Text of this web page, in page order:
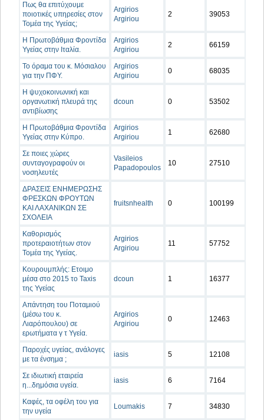
Πως θα επιτύχουμε
ποιοτικές υπηρεσίες στον
Τομέα της Υγείας;
Argirios
Argiriou
2 39053
Η Πρωτοβάθμια Φροντίδα
Υγείας στην Ιταλία.
Argirios
Argiriou
2 66159
Το όραμα του κ. Μόσιαλου
για την ΠΦΥ.
Argirios
Argiriou
0 68035
Η ψυχοκοινωνική και
οργανωτική πλευρά της
αντιβίωσης
dcoun 0 53502
Η Πρωτοβάθμια Φροντίδα
Υγείας στην Κύπρο.
Argirios
Argiriou
1 62680
Σε ποιες χώρες
συνταγογραφούν οι
νοσηλευτές
Vasileios
Papadopoulos
10 27510
ΔΡΑΣΕΙΣ ΕΝΗΜΕΡΩΣΗΣ
ΦΡΕΣΚΩΝ ΦΡΟΥΤΩΝ
ΚΑΙ ΛΑΧΑΝΙΚΩΝ ΣΕ
ΣΧΟΛΕΙΑ
fruitsnhealth 0 100199
Καθορισμός
προτεραιοτήτων στον
Τομέα της Υγείας.
Argirios
Argiriou
11 57752
Κουρουμπλής: Ετοιμο
μέσα στο 2015 το Taxis
της Υγείας
dcoun 1 16377
Απάντηση του Ποταμιού
(μέσω του κ.
Λιαρόπουλου) σε
ερωτήματα γ τ Υγεία.
Argirios
Argiriou
0 12463
Παροχές υγείας, ανάλογες
με τα ένσημα ;
iasis 5 12108
Σε ιδιωτική εταιρεία
η...δημόσια υγεία.
iasis 6 7164
Καφές, τα οφέλη του για
την υγεία
Loumakis 7 34830